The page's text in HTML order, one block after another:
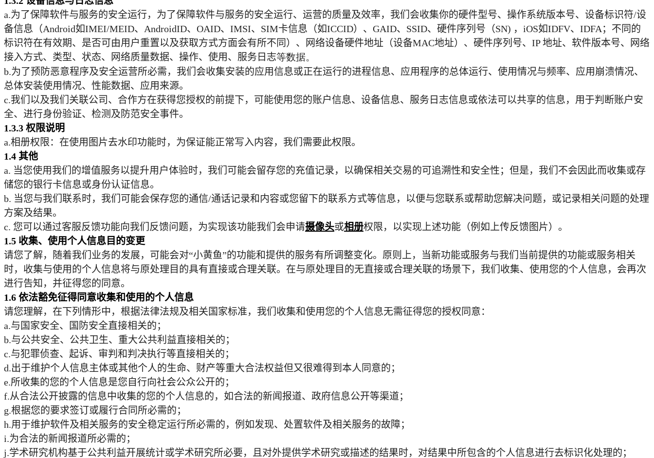
a.为了保障软件与服务的安全运行，为了保障软件与服务的安全运行、运营的质量及效率，我们会收集你的硬件型号、操作系统版本号、设备标识符/设
备信息（Android如IMEI/MEID、 AndroidID、 OAID、 IMSI、 SIM卡信息（如ICCID）、 GAID、 SSID、硬件序列号（SN) ， iOS如IDFV、 IDFA；不同的
标识符在有效期、是否可由用户重置以及获取方式方面会有所不同）、网络设备硬件地址（设备MAC地址）、硬件序列号、 IP地址、软件版本号、网络
接入方式、类型、状态、网络质量数据、操作、使用、服务日志等数据。
b.为了预防恶意程序及安全运营所必需，我们会收集安装的应用信息或正在运行的进程信息、应用程序的总体运行、使用情况与频率、应用崩溃情况、
总体安装使用情况、性能数据、应用来源。
c.我们以及我们关联公司、合作方在获得您授权的前提下，可能使用您的账户信息、设备信息、服务日志信息或依法可以共享的信息，用于判断账户安
全、进行身份验证、检测及防范安全事件。
1.3.3 权限说明
a.相册权限：在使用图片去水印功能时，为保证能正常写入内容，我们需要此权限。
1.4 其他
a. 当您使用我们的增值服务以提升用户体验时，我们可能会留存您的充值记录，以确保相关交易的可追溯性和安全性；但是，我们不会因此而收集或存
储您的银行卡信息或身份认证信息。
b. 当您与我们联系时，我们可能会保存您的通信/通话记录和内容或您留下的联系方式等信息，以便与您联系或帮助您解决问题，或记录相关问题的处理
方案及结果。
c. 您可以通过客服反馈功能向我们反馈问题，为实现该功能我们会申请摄像头或相册权限，以实现上述功能（例如上传反馈图片）。
1.5 收集、使用个人信息目的变更
请您了解，随着我们业务的发展，可能会对“小黄鱼”的功能和提供的服务有所调整变化。原则上，当新功能或服务与我们当前提供的功能或服务相关
时，收集与使用的个人信息将与原处理目的具有直接或合理关联。在与原处理目的无直接或合理关联的场景下，我们收集、使用您的个人信息，会再次
进行告知，并征得您的同意。
1.6 依法豁免征得同意收集和使用的个人信息
请您理解，在下列情形中，根据法律法规及相关国家标准，我们收集和使用您的个人信息无需征得您的授权同意：
a.与国家安全、国防安全直接相关的；
b.与公共安全、公共卫生、重大公共利益直接相关的；
c.与犯罪侦查、起诉、审判和判决执行等直接相关的；
d.出于维护个人信息主体或其他个人的生命、财产等重大合法权益但又很难得到本人同意的；
e.所收集的您的个人信息是您自行向社会公众公开的；
f.从合法公开披露的信息中收集的您的个人信息的，如合法的新闻报道、政府信息公开等渠道；
g.根据您的要求签订或履行合同所必需的；
h.用于维护软件及相关服务的安全稳定运行所必需的，例如发现、处置软件及相关服务的故障；
i.为合法的新闻报道所必需的；
j.学术研究机构基于公共利益开展统计或学术研究所必要，且对外提供学术研究或描述的结果时，对结果中所包含的个人信息进行去标识化处理的；